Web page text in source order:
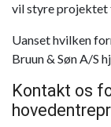
vil styre
Uanset hvilken
Bruun & Søn A/S
Kontakt os